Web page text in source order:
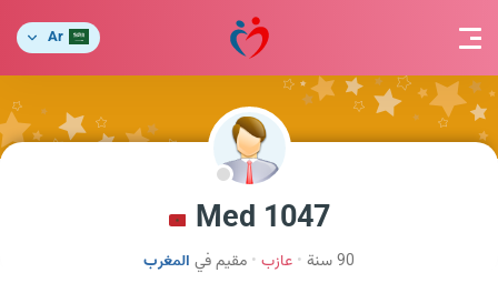
Ar
Med 1047
90 سنة عازب مقيم في المغرب